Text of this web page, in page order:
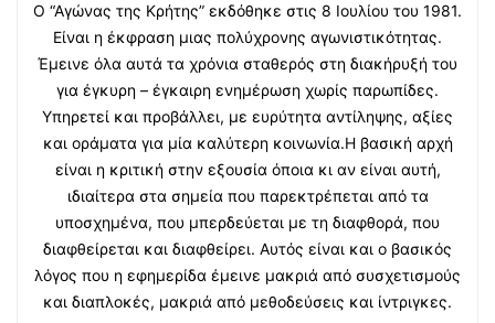
Ο “Αγώνας της Κρήτης” εκδόθηκε στις 8 Ιουλίου του 1981.
Είναι η έκφραση μιας πολύχρονης αγωνιστικότητας.
Έμεινε όλα αυτά τα χρόνια σταθερός στη διακήρυξή του
για έγκυρη – έγκαιρη ενημέρωση χωρίς παρωπίδες.
Υπηρετεί και προβάλλει, με ευρύτητα αντίληψης, αξίες
και οράματα για μία καλύτερη κοινωνία.Η βασική αρχή
είναι η κριτική στην εξουσία όποια κι αν είναι αυτή,
ιδιαίτερα στα σημεία που παρεκτρέπεται από τα
υποσχημένα, που μπερδεύεται με τη διαφθορά, που
διαφθείρεται και διαφθείρει. Αυτός είναι και ο βασικός
λόγος που η εφημερίδα έμεινε μακριά από συσχετισμούς
και διαπλοκές, μακριά από μεθοδεύσεις και ίντριγκες.